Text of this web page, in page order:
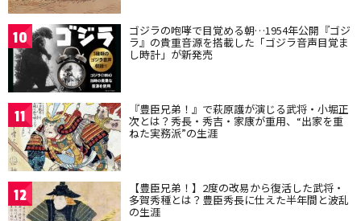
10 ゴジラの咆哮で目覚める朝…1954年公開『ゴジ
ラ』の貴重音源を搭載した「ゴジラ音声目覚ま
し時計」が新発売
11 『豊臣兄弟！』で萩原護が演じる武将・小堀正
次とは？秀長・秀吉・家康が重用、“出家を重
ねた実務派”の生涯
12 【豊臣兄弟！】2度の改易から復活した武将・
多賀秀種とは？豊臣秀長に仕えた半年間と波乱
の生涯